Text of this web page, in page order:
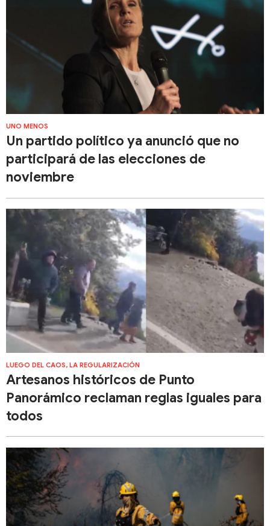
UNO MENOS
Un partido político ya anunció que no
participará de las elecciones de
noviembre
LUEGO DEL CAOS, LA REGULARIZACIÓN
Artesanos históricos de Punto
Panorámico reclaman reglas iguales para
todos